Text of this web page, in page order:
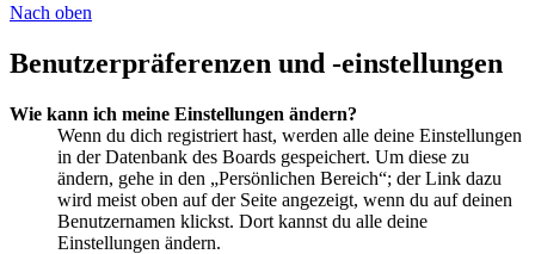
Nach oben
Benutzerpräferenzen und -einstellungen
Wie kann ich meine Einstellungen ändern?
Wenn du dich registriert hast, werden alle deine Einstellungen
in der Datenbank des Boards gespeichert. Um diese zu
ändern, gehe in den „Persönlichen Bereich“; der Link dazu
wird meist oben auf der Seite angezeigt, wenn du auf deinen
Benutzernamen klickst. Dort kannst du alle deine
Einstellungen ändern.